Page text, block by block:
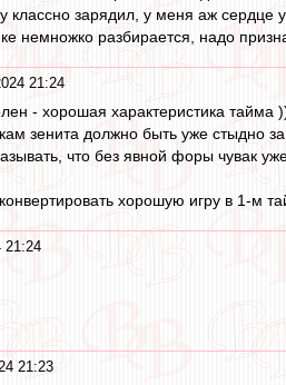
классно зарядил, у меня аж сердце
немножко разбирается, надо
21:24
- хорошая характеристика тайма
зенита должно быть уже стыдно за
что без явной форы чувак
хорошую игру в 1-м
21:24
21:23